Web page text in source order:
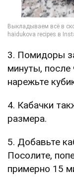
3. Помидоры
минуты, после
нарежьте
4. Кабачки
размера.
5. Добавьте
Посолите,
примерно 15